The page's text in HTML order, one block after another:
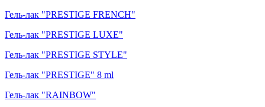
Гель-лак "PRESTIGE FRENCH"
Гель-лак "PRESTIGE LUXE"
Гель-лак "PRESTIGE STYLE"
Гель-лак "PRESTIGE" 8 ml
Гель-лак "RAINBOW"